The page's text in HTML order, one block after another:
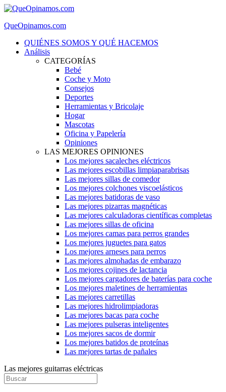
QueOpinamos.com
QUIÉNES SOMOS Y QUÉ HACEMOS
Análisis
CATEGORÍAS
Bebé
Coche y Moto
Consejos
Deportes
Herramientas y Bricolaje
Hogar
Mascotas
Oficina y Papelería
Opiniones
LAS MEJORES OPINIONES
Los mejores sacaleches eléctricos
Las mejores escobillas limpiaparabrisas
Las mejores sillas de comedor
Los mejores colchones viscoelásticos
Las mejores batidoras de vaso
Las mejores pizarras magnéticas
Las mejores calculadoras científicas completas
Las mejores sillas de oficina
Los mejores camas para perros grandes
Los mejores juguetes para gatos
Los mejores arneses para perros
Las mejores almohadas de embarazo
Los mejores cojines de lactancia
Los mejores cargadores de baterías para coche
Los mejores maletines de herramientas
Las mejores carretillas
Las mejores hidrolimpiadoras
Las mejores bacas para coche
Las mejores pulseras inteligentes
Los mejores sacos de dormir
Los mejores batidos de proteínas
Las mejores tartas de pañales
Las mejores guitarras eléctricas